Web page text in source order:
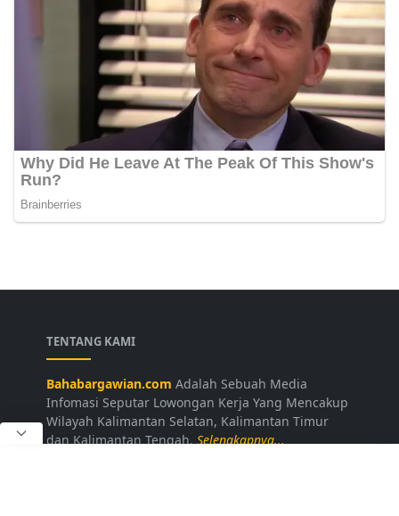
TENTANG KAMI
Bahabargawian.com Adalah Sebuah Media
Infomasi Seputar Lowongan Kerja Yang Mencakup
Wilayah Kalimantan Selatan, Kalimantan Timur
dan Kalimantan Tengah.Selengkapnya...